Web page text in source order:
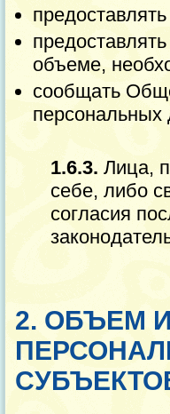
объеме,
сообщать
персональных
1.6.3. Лица,
себе, либо
согласия
2. ОБЪЕМ